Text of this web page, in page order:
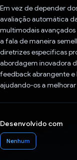
Em vez de depender
avaliação automática
multimodais avançados
a fala de maneira
diretrizes específicas
abordagem inovadora
feedback abrangente e
ajudando-os a
Desenvolvido com
Nenhum